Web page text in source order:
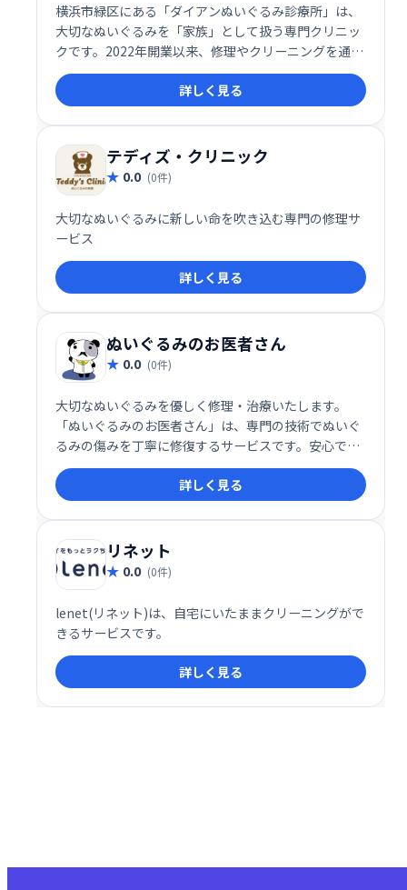
横浜市緑区にある「ダイアンぬいぐるみ診療所」は、
大切なぬいぐるみを「家族」として扱う専門クリニッ
クです。2022年開業以来、修理やクリーニングを通じ
て、ぬいぐるみへの愛情深いケアを提供しています。
ぬいぐるみを愛するスタッフが、丁寧な診察と治療
で、ぬいぐるみの健康と幸せを守ります。 大切なぬい
ぐるみのお困りごとがあれば、ぜひご相談ください。
詳しく見る
テディズ・クリニック
0.0 (0件)
大切なぬいぐるみに新しい命を吹き込む専門の修理サ
ービス
詳しく見る
ぬいぐるみのお医者さん
0.0 (0件)
大切なぬいぐるみを優しく修理・治療いたします。
「ぬいぐるみのお医者さん」は、専門の技術でぬいぐ
るみの傷みを丁寧に修復するサービスです。安心でき
る丁寧な対応と、細やかな配慮で、愛着のあるぬいぐ
るみを蘇らせます。大切な思い出と共に、長く寄り添
えるようお手伝いいたします。
詳しく見る
リネット
0.0 (0件)
lenet(リネット)は、自宅にいたままクリーニングがで
きるサービスです。
詳しく見る